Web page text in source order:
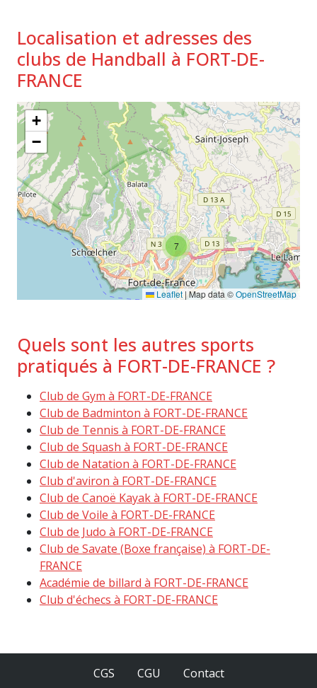
Localisation et adresses des
clubs de Handball à FORT-DE-
FRANCE
7
+
−
Leaflet |Map data ©OpenStreetMap
Quels sont les autres sports
pratiqués à FORT-DE-FRANCE ?
Club de Gym à FORT-DE-FRANCE
Club de Badminton à FORT-DE-FRANCE
Club de Tennis à FORT-DE-FRANCE
Club de Squash à FORT-DE-FRANCE
Club de Natation à FORT-DE-FRANCE
Club d'aviron à FORT-DE-FRANCE
Club de Canoë Kayak à FORT-DE-FRANCE
Club de Voile à FORT-DE-FRANCE
Club de Judo à FORT-DE-FRANCE
Club de Savate (Boxe française) à FORT-DE-
FRANCE
Académie de billard à FORT-DE-FRANCE
Club d'échecs à FORT-DE-FRANCE
CGS CGU Contact